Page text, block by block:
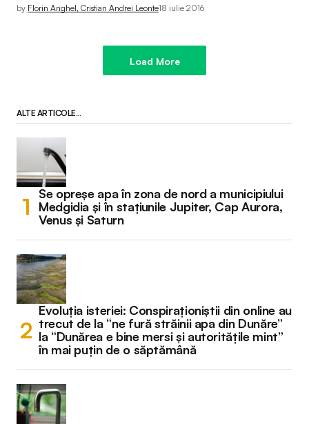
by Florin Anghel, Cristian Andrei Leonte18 iulie 2016
Load More
ALTE ARTICOLE...
Se opreșe apa în zona de nord a municipiului
Medgidia și în stațiunile Jupiter, Cap Aurora,
Venus și Saturn
Evoluția isteriei: Conspiraționiștii din online au
trecut de la “ne fură străinii apa din Dunăre”
la “Dunărea e bine mersi și autoritățile mint”
în mai puțin de o săptămână